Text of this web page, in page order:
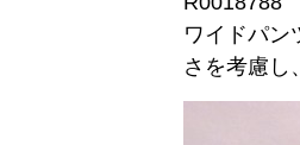
ワイドパン
さを考慮し